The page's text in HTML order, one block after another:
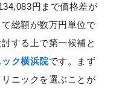
円まで価格差が
総額が数万円単位で
する上で第一候補と
ク横浜院です。まず
ニックを選ぶことが